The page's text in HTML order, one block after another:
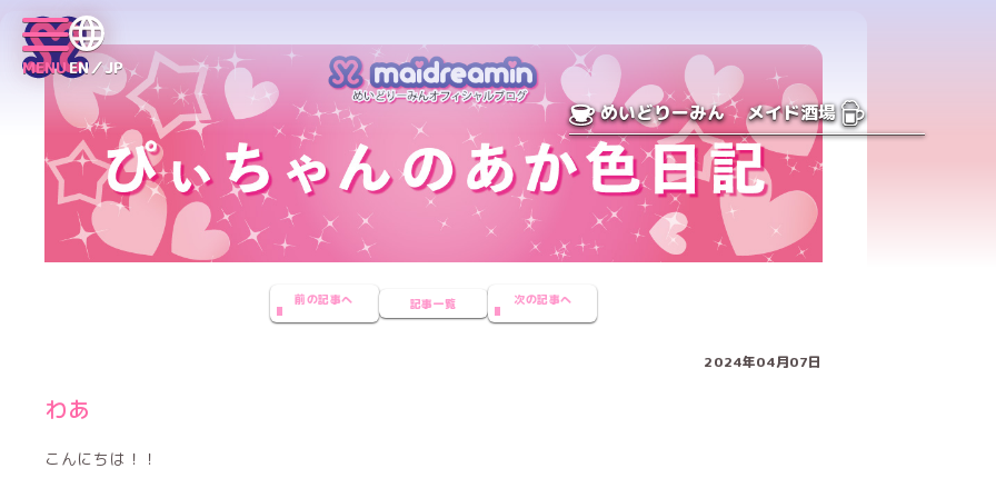
MENUEN／JP
めいどりーみん メイド酒場
前の記事へ 記事一覧 次の記事へ
2024年04月07日
わあ
こんにちは！！